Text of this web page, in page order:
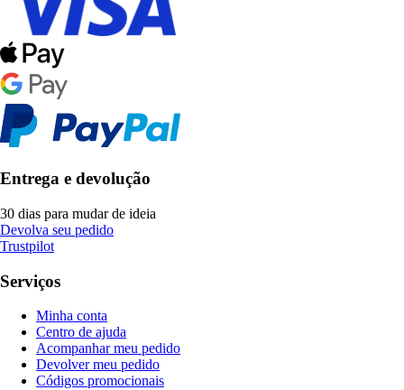
Entrega e devolução
30 dias para mudar de ideia
Devolva seu pedido
Trustpilot
Serviços
Minha conta
Centro de ajuda
Acompanhar meu pedido
Devolver meu pedido
Códigos promocionais